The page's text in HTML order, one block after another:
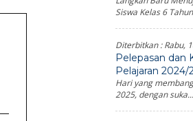
Siswa Kelas 6
Diterbitkan :Rabu,
Pelepasan dan
Pelajaran 2024/
Hari yang
2025, dengan suka...